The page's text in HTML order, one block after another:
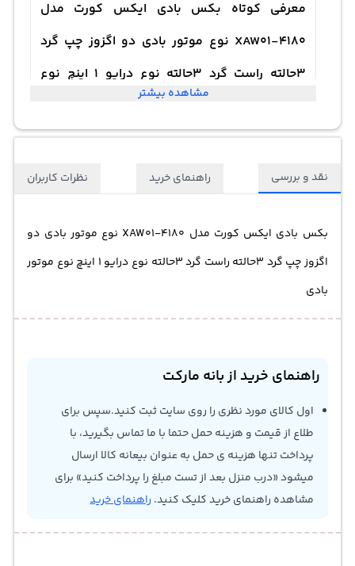
معرفی کوتاه بکس بادی ایکس کورت مدل
XAW01-4180 نوع موتور بادی دو اگزوز چپ گرد
3حالته راست گرد 3حالته نوع درایو 1 اینچ نوع
مشاهده بیشتر
نقد و بررسی راهنمای خرید نظرات کاربران
بکس بادی ایکس کورت مدل XAW01-4180 نوع موتور بادی دو
اگزوز چپ گرد 3حالته راست گرد 3حالته نوع درایو 1 اینچ نوع موتور
بادی
راهنمای خرید از بانه مارکت
اول کالای مورد نظری را روی سایت ثبت کنید.سپس برای
طلاع از قیمت و هزینه حمل حتما با ما تماس بگیرید، با
پرداخت تنها هزینه ی حمل به عنوان بیعانه کالا ارسال
میشود «درب منزل بعد از تست مبلغ را پرداخت کنید» برای
مشاهده راهنمای خرید کلیک کنید. راهنمای خرید